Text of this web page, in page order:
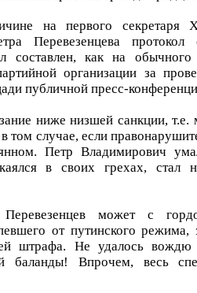
на первого секретаря
Перевезенцева протокол
составлен, как на
организации за
публичной пресс-
ниже низшей санкции,
том случае, если
Петр Владимирович
в своих грехах, стал
может с
от путинского режима,
штрафа. Не удалось вождю
баланды! Впрочем, весь